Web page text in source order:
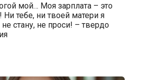
мой… Моя зарплата – это
тебе, ни твоей матери я
не стану, не проси! – твердо